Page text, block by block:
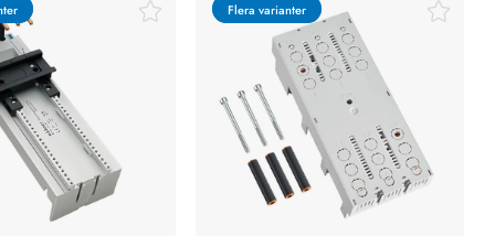
Flera varianter
Flera varianter